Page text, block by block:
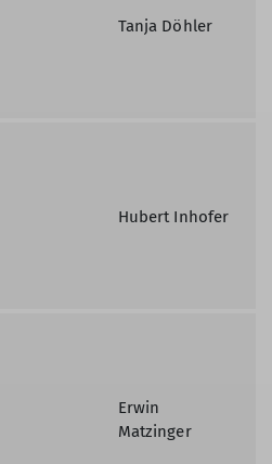
Tanja Döhler
Hubert Inhofer
Erwin
Matzinger